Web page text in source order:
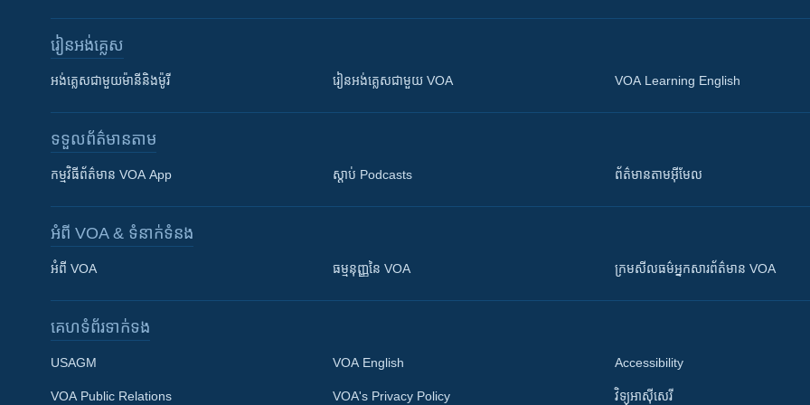
រៀន​​អង់គ្លេស
អង់គ្លេស​ជាមួយ​ម៉ានី​និង​ម៉ូរី រៀន​​​​​​អង់គ្លេស​​ជាមួយ VOA VOA Learning English
ទទួល​ព័ត៌មាន​តាម
កម្មវិធី​ព័ត៌មាន VOA App ស្តាប់ Podcasts ព័ត៌មាន​តាម​អ៊ីមែល
អំពី​ VOA & ទំនាក់ទំនង
អំពី​ VOA ធម្មនុញ្ញ​នៃ VOA ក្រម​​​សីលធម៌​​​អ្នក​​​សារព័ត៌មាន VOA
គេហទំព័រ​​ទាក់ទង
USAGM
VOA Public Relations
VOA English
VOA's Privacy Policy
Accessibility
វិទ្យុ​អាស៊ី​សេរី